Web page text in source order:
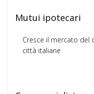
Mutui ipotecari
Cresce il mercato del
città italiane